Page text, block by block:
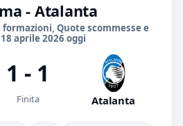
- Atalanta
Quote scommesse e
aprile 2026 oggi
1 - 1
Finita Atalanta